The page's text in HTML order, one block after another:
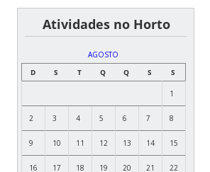
͏ ͏ ͏ ͏ ͏ ͏Atividades no Horto
AGOSTO
D
S T Q Q S S
1
2 3 4 5 6 7 8
9 10 11 12 13 14 15
16 17 18 19 20 21 22